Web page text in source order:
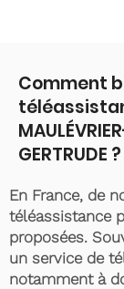
Comment
GERTRUDE ?
En France, de
téléassistance
proposées.
un service de
notamment à